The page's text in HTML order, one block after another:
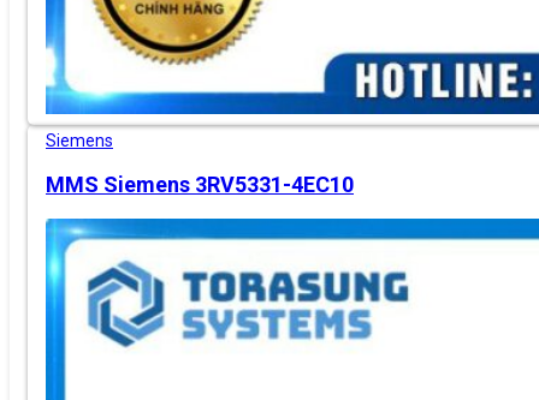
Siemens
MMS Siemens 3RV5331-4EC10